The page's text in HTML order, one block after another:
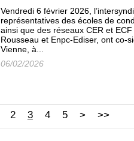
Vendredi 6 février 2026,
représentatives des écoles de
ainsi que des réseaux CER et
Rousseau et Enpc-Ediser, ont co-
Vienne, à...
06/02/2026
2 3 4 5 > >>